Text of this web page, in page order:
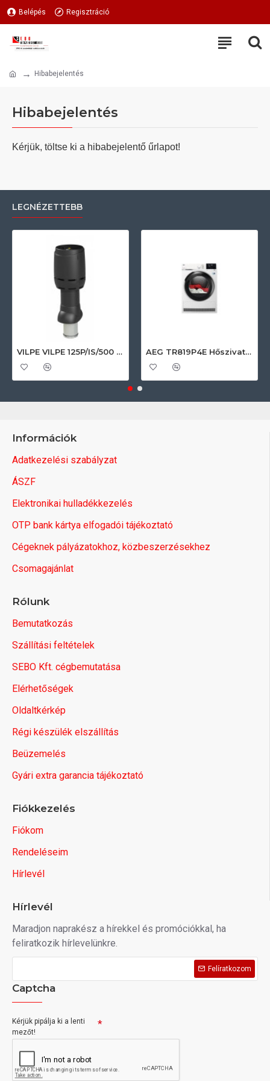
Belépés Regisztráció
Hibabejelentés
Hibabejelentés
Kérjük, töltse ki a hibabejelentő űrlapot!
LEGNÉZETTEBB
VILPE VILPE 125P/IS/500 FLOW tetőszellőző, fekete Szellőztető ventilátor tartozékok AEG TR819P4E Hőszivattyús szárítógép
Információk
Adatkezelési szabályzat
ÁSZF
Elektronikai hulladékkezelés
OTP bank kártya elfogadói tájékoztató
Cégeknek pályázatokhoz, közbeszerzésekhez
Csomagajánlat
Rólunk
Bemutatkozás
Szállítási feltételek
SEBO Kft. cégbemutatása
Elérhetőségek
Oldaltkérkép
Régi készülék elszállítás
Beüzemelés
Gyári extra garancia tájékoztató
Fiókkezelés
Fiókom
Rendeléseim
Hírlevél
Hírlevél
Maradjon naprakész a hírekkel és promóciókkal, ha
feliratkozik hírlevelünkre.
Felíratkozom
Captcha
Kérjük pipálja ki a lenti
mezőt!